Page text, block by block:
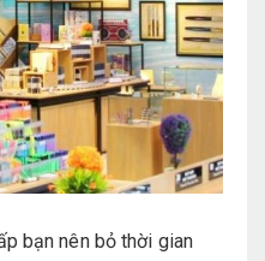
bạn nên bỏ thời gian